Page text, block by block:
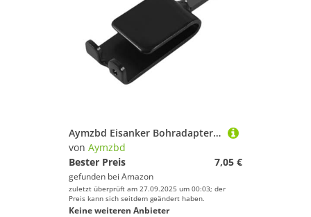
Aymzbd Eisanker Bohradapter, Metall Eisfischanker Werkzeug Zur Zelthering Fixierung von
von Aymzbd
Bester Preis
7,05 €
gefunden bei Amazon
zuletzt überprüft am 27.09.2025 um 00:03; der
Preis kann sich seitdem geändert haben.
Keine weiteren Anbieter